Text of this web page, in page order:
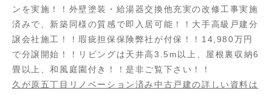
ンを実施！！外壁塗装・給湯器交換他充実の改修工事実施
済みで、新築同様の質感で即入居可能！！大手高級戸建分
譲会社施工！！瑕疵担保保険弊社が付保！！14,980万円
で分譲開始！！リビングは天井高3.5m以上、屋根裏収納6
畳以上、和風庭園付き！！是非ご覧下さい！！
久が原五丁目リノベーション済み中古戸建の詳しい資料は